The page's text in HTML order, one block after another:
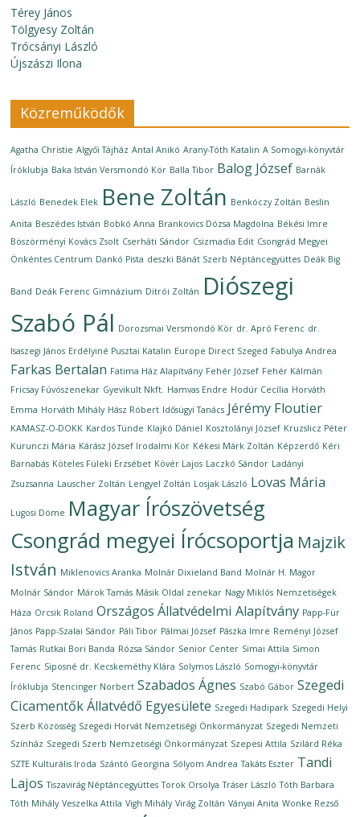
Térey János
Tölgyesy Zoltán
Trócsányi László
Újszászi Ilona
Közreműködők
Agatha Christie Algyői Tájház Antal Anikó Arany-Tóth Katalin A Somogyi-könyvtár
Íróklubja Baka István Versmondó Kör Balla Tibor Balog József Barnák
László Benedek Elek Bene Zoltán Benkóczy Zoltán Beslin
Anita Beszédes István Bobkó Anna Brankovics Dózsa Magdolna Békési Imre
Böszörményi Kovács Zsolt Cserháti Sándor Csizmadia Edit Csongrád Megyei
Önkéntes Centrum Dankó Pista deszki Bánát Szerb Néptáncegyüttes Deák Big
Band Deák Ferenc Gimnázium Ditrói Zoltán Diószegi
Szabó Pál Dorozsmai Versmondó Kör dr. Apró Ferenc dr.
Isaszegi János Erdélyiné Pusztai Katalin Europe Direct Szeged Fabulya Andrea
Farkas Bertalan Fatima Ház Alapítvány Fehér József Fehér Kálmán
Fricsay Fúvószenekar Gyevikult Nkft. Hamvas Endre Hodúr Cecília Horváth
Emma Horváth Mihály Hász Róbert Idősügyi Tanács Jérémy Floutier
KAMASZ-O-DOKK Kardos Tünde Klajkó Dániel Kosztolányi József Kruzslicz Péter
Kurunczi Mária Kárász József Irodalmi Kör Kékesi Márk Zoltán Képzerdő Kéri
Barnabás Köteles Füleki Erzsébet Kövér Lajos Laczkó Sándor Ladányi
Zsuzsanna Lauscher Zoltán Lengyel Zoltán Losjak László Lovas Mária
Lugosi Döme Magyar Írószövetség
Csongrád megyei Írócsoportja Majzik
István Miklenovics Aranka Molnár Dixieland Band Molnár H. Magor
Molnár Sándor Márok Tamás Másik Oldal zenekar Nagy Miklós Nemzetiségek
Háza Orcsik Roland Országos Állatvédelmi Alapítvány Papp-Für
János Papp-Szalai Sándor Páli Tibor Pálmai József Pászka Imre Reményi József
Tamás Rutkai Bori Banda Rózsa Sándor Senior Center Simai Attila Simon
Ferenc Siposné dr. Kecskeméthy Klára Solymos László Somogyi-könyvtár
Íróklubja Stencinger Norbert Szabados Ágnes Szabó Gábor Szegedi
Cicamentők Állatvédő Egyesülete Szegedi Hadipark Szegedi Helyi
Szerb Közösség Szegedi Horvát Nemzetiségi Önkormányzat Szegedi Nemzeti
Színház Szegedi Szerb Nemzetiségi Önkormányzat Szepesi Attila Szilárd Réka
SZTE Kulturális Iroda Szántó Georgina Sólyom Andrea Takáts Eszter Tandi
Lajos Tiszavirág Néptáncegyüttes Torok Orsolya Tráser László Tóth Barbara
Tóth Mihály Veszelka Attila Vigh Mihály Virág Zoltán Ványai Anita Wonke Rezső